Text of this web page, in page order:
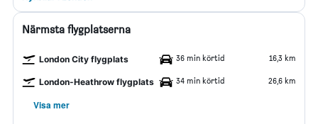
Närmsta flygplatserna
London City flygplats 36 min körtid 16,3 km
London-Heathrow flygplats 34 min körtid 26,6 km
Visa mer